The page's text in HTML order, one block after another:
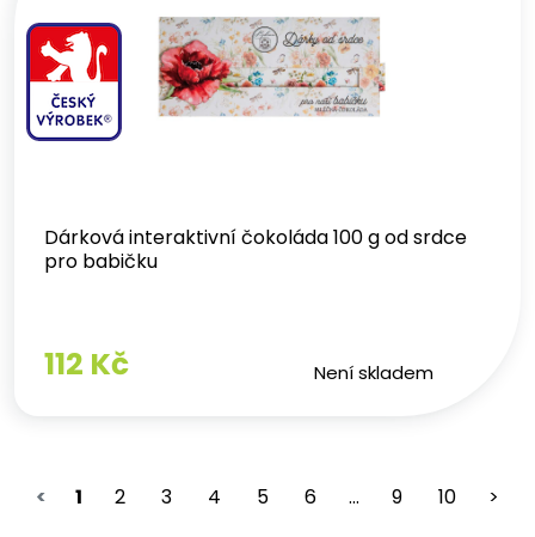
Dárková interaktivní čokoláda 100 g od srdce
pro babičku
112 Kč Není skladem
< 1 2 3 4 5 6 ... 9 10 >